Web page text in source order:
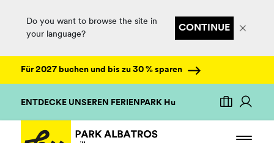
Do you want to browse the site in
your language?
CONTINUE
Für 2027 buchen und bis zu 30 % sparen
ENTDECKE UNSEREN FERIENPARK Hu